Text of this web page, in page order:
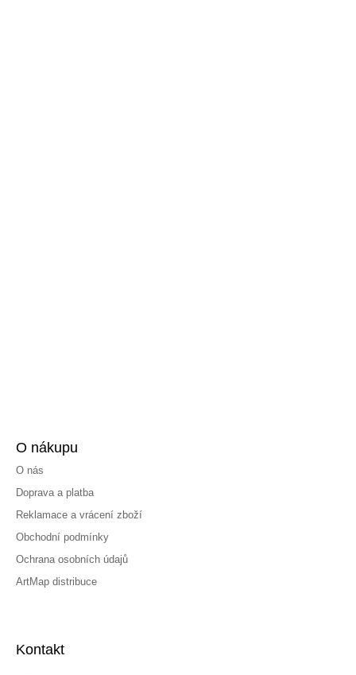
O nákupu
O nás
Doprava a platba
Reklamace a vrácení zboží
Obchodní podmínky
Ochrana osobních údajů
ArtMap distribuce
Kontakt